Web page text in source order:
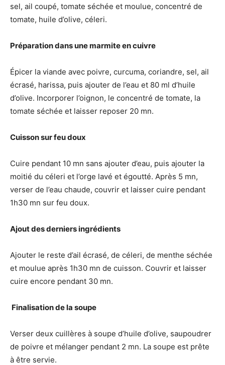
sel, ail coupé, tomate séchée et moulue, concentré de
tomate, huile d’olive, céleri.
Préparation dans une marmite en cuivre
Épicer la viande avec poivre, curcuma, coriandre, sel, ail
écrasé, harissa, puis ajouter de l’eau et 80 ml d’huile
d’olive. Incorporer l’oignon, le concentré de tomate, la
tomate séchée et laisser reposer 20 mn.
Cuisson sur feu doux
Cuire pendant 10 mn sans ajouter d’eau, puis ajouter la
moitié du céleri et l’orge lavé et égoutté. Après 5 mn,
verser de l’eau chaude, couvrir et laisser cuire pendant
1h30 mn sur feu doux.
Ajout des derniers ingrédients
Ajouter le reste d’ail écrasé, de céleri, de menthe séchée
et moulue après 1h30 mn de cuisson. Couvrir et laisser
cuire encore pendant 30 mn.
️ Finalisation de la soupe
Verser deux cuillères à soupe d’huile d’olive, saupoudrer
de poivre et mélanger pendant 2 mn. La soupe est prête
à être servie.